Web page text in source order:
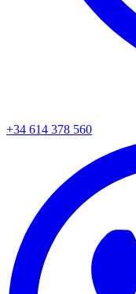
+34 614 378 560